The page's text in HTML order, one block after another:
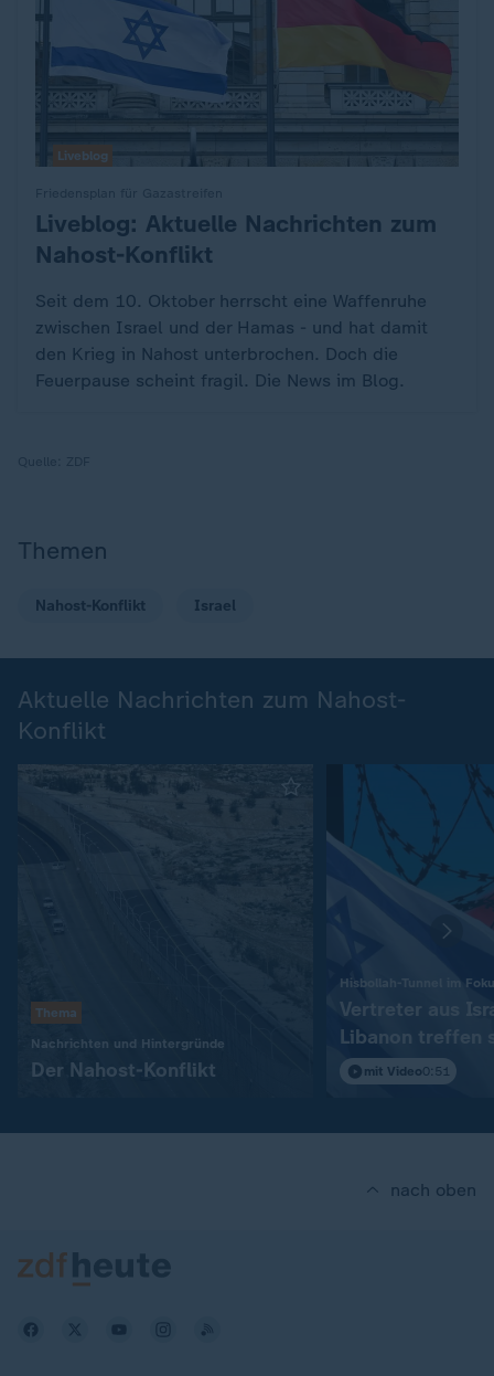
:Liveblog: Aktuelle Nachrichten zum
Nahost-Konflikt
Seit dem 10. Oktober herrscht eine Waffenruhe
zwischen Israel und der Hamas - und hat damit
den Krieg in Nahost unterbrochen. Doch die
Feuerpause scheint fragil. Die News im Blog.
Liveblog
Themen
Nahost-Konflikt Israel
Aktuelle Nachrichten zum Nahost-
Konflikt
Thema
Nachrichten und Hintergründe
Der Nahost-Konflikt
Hisbollah-Tunnel im
Vertreter aus
Libanon treffen
in Rom
mit Video0:51
nach oben